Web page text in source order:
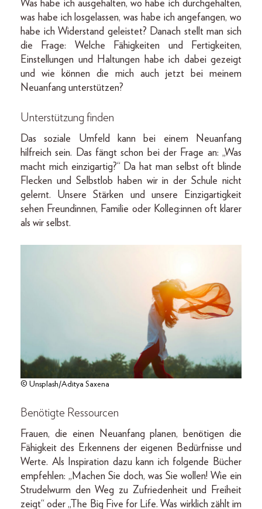
Was habe ich ausgehalten, wo habe ich durchgehalten,
was habe ich losgelassen, was habe ich angefangen, wo
habe ich Widerstand geleistet? Danach stellt man sich
die Frage: Welche Fähigkeiten und Fertigkeiten,
Einstellungen und Haltungen habe ich dabei gezeigt
und wie können die mich auch jetzt bei meinem
Neuanfang unterstützen?
Unter­stützung finden
Das soziale Umfeld kann bei einem Neuanfang
hilfreich sein. Das fängt schon bei der Frage an: „Was
macht mich einzigartig?“ Da hat man selbst oft blinde
Flecken und Selbstlob haben wir in der Schule nicht
gelernt. Unsere Stärken und unsere Einzigartigkeit
sehen Freundinnen, Familie oder Kolleg:innen oft klarer
als wir selbst.
© Unsplash/Aditya Saxena
Benötigte Ressourcen
Frauen, die einen Neuanfang planen, benötigen die
Fähigkeit des Erkennens der eigenen Bedürfnisse und
Werte. Als Inspiration dazu kann ich folgende Bücher
empfehlen: „Machen Sie doch, was Sie wollen! Wie ein
Strudelwurm den Weg zu Zufriedenheit und Freiheit
zeigt“ oder „The Big Five for Life. Was wirklich zählt im